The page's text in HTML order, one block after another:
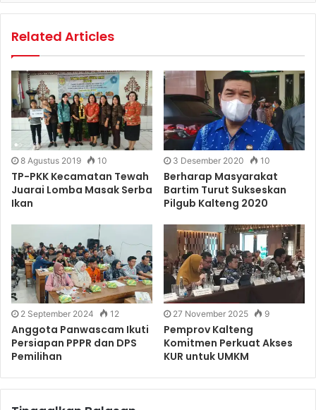
Related Articles
8 Agustus 2019 10
TP-PKK Kecamatan Tewah
Juarai Lomba Masak Serba
Ikan
3 Desember 2020 10
Berharap Masyarakat
Bartim Turut Sukseskan
Pilgub Kalteng 2020
2 September 2024 12
Anggota Panwascam Ikuti
Persiapan PPPR dan DPS
Pemilihan
27 November 2025 9
Pemprov Kalteng
Komitmen Perkuat Akses
KUR untuk UMKM